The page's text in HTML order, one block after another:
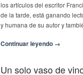
los artículos del escritor
de la tarde, está ganando
y humana de su autor y
Continuar leyendo →
Un solo vaso de